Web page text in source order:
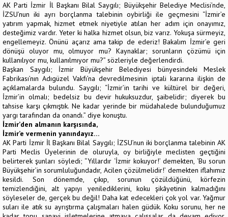
AK Parti İzmir İl Başkanı Bilal Saygılı; Büyükşehir Belediye Meclisi’nde,
İZSU’nun iki ayrı borçlanma talebinin oybirliği ile geçmesini “İzmir’e
yatırım yapmak, hizmet etmek niyetiyle atılan her adım için onayımız,
desteğimiz vardır. Yeter ki halka hizmet olsun, biz varız. Yokuşa sürmeyiz,
engellemeyiz. Önünü açarız ama takip de ederiz! Bakalım İzmir’e geri
dönüşü oluyor mu, olmuyor mu? Kaynaklar; sorunların çözümü için
kullanılıyor mu, kullanılmıyor mu?” sözleriyle değerlendirdi.
Başkan Saygılı; İzmir Büyükşehir Belediyesi bünyesindeki Meslek
Fabrikası’nın Adıgüzel Vakfı’na devredilmesinin iptali kararına ilişkin de
açıklamalarda bulundu. Saygılı; “İzmir’in tarihi ve kültürel bir değeri,
İzmir’in olmalı; bedelsiz bu devir hukuksuzdur, şaibelidir; diyerek bu
tahsise karşı çıkmıştık. Ne kadar yerinde bir müdahalede bulunduğumuz
yargı tarafından da onandı.” diye konuştu.
İzmir’den almanın karşısında,
İzmir’e vermenin yanındayız…
AK Parti İzmir İl Başkanı Bilal Saygılı; İZSU’nun iki borçlanma talebinin AK
Parti Meclis Üyelerinin de oluruyla, oy birliğiyle meclisten geçtiğini
belirterek şunları söyledi; “Yıllardır ‘İzmir kokuyor!’ demekten, ‘Bu sorun
Büyükşehir’in sorumluluğundadır, Acilen çözülmelidir!’ demekten iflahımız
kesildi. Son dönemde, çıkıp, sorunun çözüldüğünü, körfezin
temizlendiğini, alt yapıyı yenilediklerini, koku şikâyetinin kalmadığını
söyleseler de, gerçek bu değil! Daha kat edecekleri çok yol var. Yağmur
suları ile atık su ayrıştırma çalışmaları halen güdük. Koku sorunu, her ne